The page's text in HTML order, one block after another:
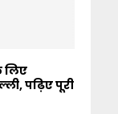
लिए
पढ़िए पूरी